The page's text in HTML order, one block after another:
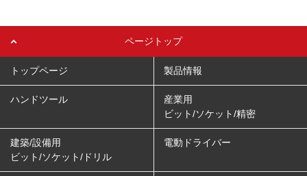
ページトップ
トップページ 製品情報
ハンドツール
産業用
ビット/ソケット/精密
建築/設備用
ビット/ソケット/ドリル
電動ドライバー